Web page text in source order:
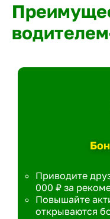
Приводите
000 ₽ за
Повышайте
открываются